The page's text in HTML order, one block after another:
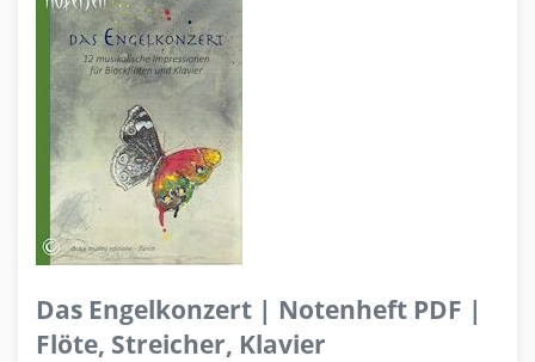
Das Engelkonzert | Notenheft PDF |
Flöte, Streicher, Klavier